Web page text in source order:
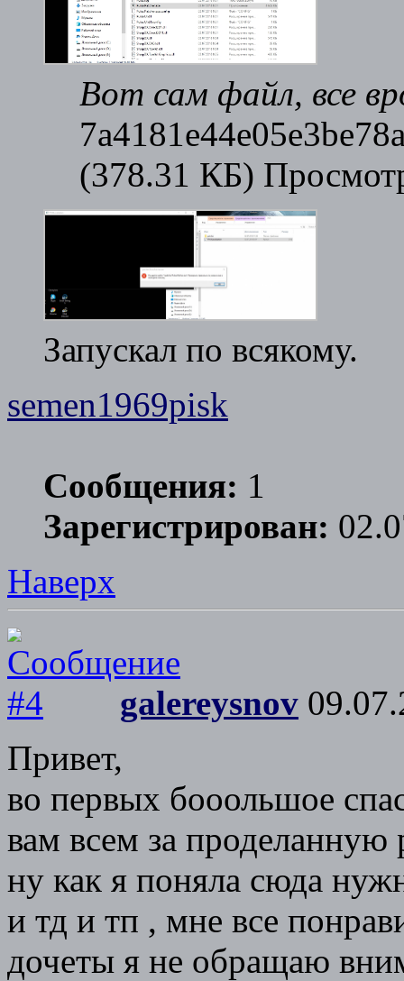
Вот сам файл, все
(378.31 КБ)
Запускал по всякому.
semen1969pisk
Сообщения: 1
Зарегистрирован:
Наверх
galereysnov
Привет,
во первых бооольшое
вам всем за проделанную
ну как я поняла сюда
и тд и тп , мне все
дочеты я не обращаю